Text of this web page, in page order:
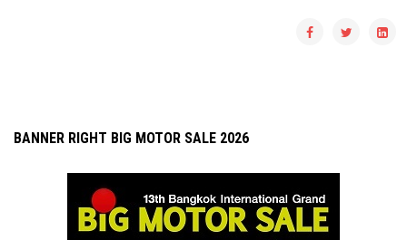
BANNER RIGHT BIG MOTOR SALE 2026